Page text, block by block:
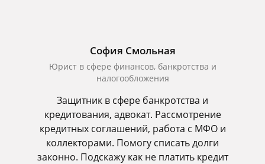
София Смольная
Юрист в сфере финансов, банкротства и
налогообложения
Защитник в сфере банкротства и
кредитования, адвокат. Рассмотрение
кредитных соглашений, работа с МФО и
коллекторами. Помогу списать долги
законно. Подскажу как не платить кредит